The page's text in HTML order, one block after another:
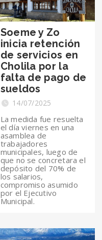
Soeme y Zo
inicia retención
de servicios en
Cholila por la
falta de pago de
sueldos
14/07/2025
La medida fue resuelta
el día viernes en una
asamblea de
trabajadores
municipales, luego de
que no se concretara el
depósito del 70% de
los salarios,
compromiso asumido
por el Ejecutivo
Municipal.